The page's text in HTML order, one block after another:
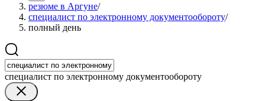
резюме в Аргуне/
специалист по электронному документообороту/
полный день
специалист по электронному документообороту